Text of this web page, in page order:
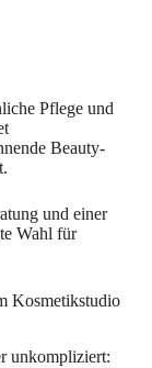
Pflege und
Beauty-
und einer
Wahl für
Kosmetikstudio
unkompliziert: